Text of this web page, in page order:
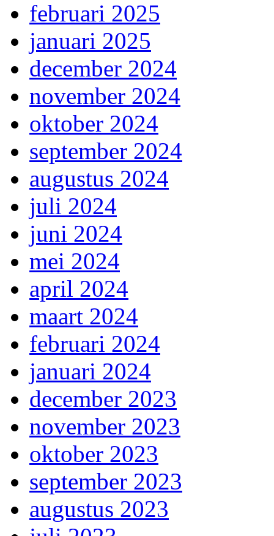
februari 2025
januari 2025
december 2024
november 2024
oktober 2024
september 2024
augustus 2024
juli 2024
juni 2024
mei 2024
april 2024
maart 2024
februari 2024
januari 2024
december 2023
november 2023
oktober 2023
september 2023
augustus 2023